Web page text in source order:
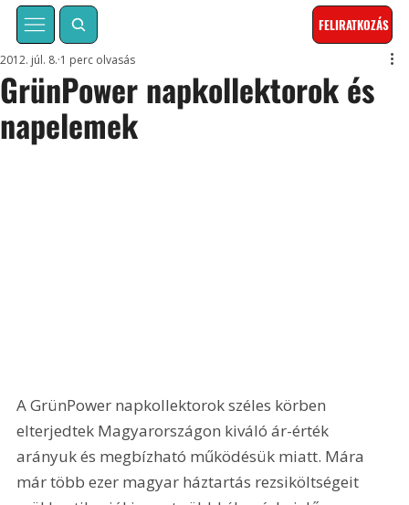
FELIRATKOZÁS
GrünPower napkollektorok és
napelemek
2012. júl. 8. 1 perc olvasás
A GrünPower napkollektorok széles körben
elterjedtek Magyarországon kiváló ár-érték
arányuk és megbízható működésük miatt. Mára
már több ezer magyar háztartás rezsiköltségeit